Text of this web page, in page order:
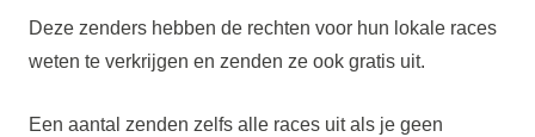
Deze zenders hebben de rechten voor hun lokale races
weten te verkrijgen en zenden ze ook gratis uit.
Een aantal zenden zelfs alle races uit als je geen